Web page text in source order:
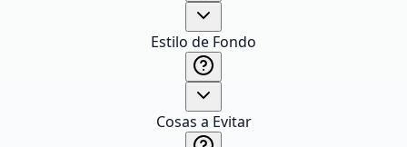
Estilo de Fondo
Cosas a Evitar